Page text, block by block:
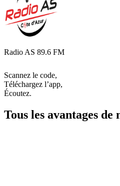
Radio AS 89.6 FM
Scannez le code,
Téléchargez l’app,
Écoutez.
Tous les avantages